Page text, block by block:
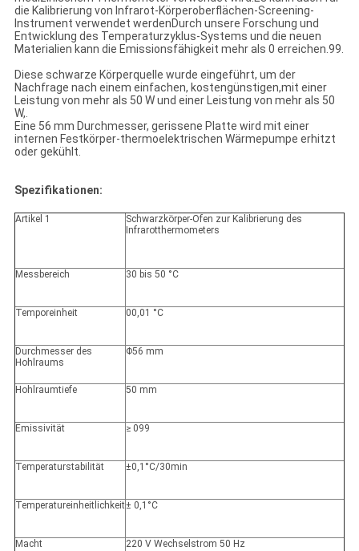
die Kalibrierung von Infrarot-Körperoberflächen-Screening-
Instrument verwendet werdenDurch unsere Forschung und
Entwicklung des Temperaturzyklus-Systems und die neuen
Materialien kann die Emissionsfähigkeit mehr als 0 erreichen.99.
Diese schwarze Körperquelle wurde eingeführt, um der
Nachfrage nach einem einfachen, kostengünstigen,mit einer
Leistung von mehr als 50 W und einer Leistung von mehr als 50
W,.
Eine 56 mm Durchmesser, gerissene Platte wird mit einer
internen Festkörper-thermoelektrischen Wärmepumpe erhitzt
oder gekühlt.
Spezifikationen:
Artikel 1
Schwarzkörper-Ofen zur Kalibrierung des
Infrarotthermometers
Messbereich 30 bis 50 °C
Temporeinheit 00,01 °C
Durchmesser des
Hohlraums
Φ56 mm
Hohlraumtiefe 50 mm
Emissivität ≥ 099
Temperaturstabilität ±0,1°C/30min
Temperatureinheitlichkeit± 0,1°C
Macht 220 V Wechselstrom 50 Hz